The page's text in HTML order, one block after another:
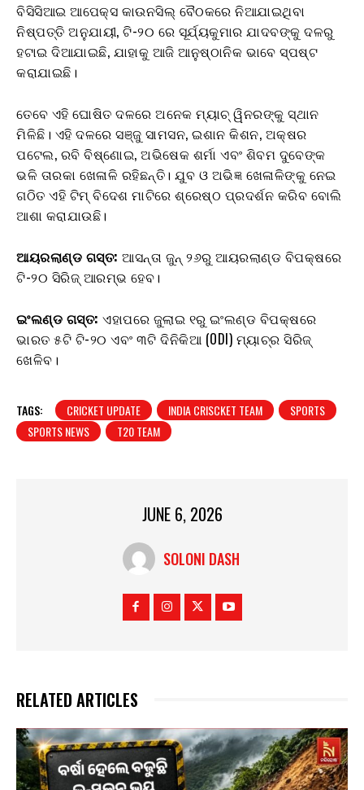
ବିସିସିଆଇ ଆପେକ୍ସ କାଉନସିଲ୍ ବୈଠକରେ ନିଆଯାଇଥିବା
ନିଷ୍ପତ୍ତି ଅନୁଯାୟୀ, ଟି-୨୦ ରେ ସୂର୍ଯ୍ୟକୁମାର ଯାଦବଙ୍କୁ ଦଳରୁ
ହଟାଇ ଦିଆଯାଇଛି, ଯାହାକୁ ଆଜି ଆନୁଷ୍ଠାନିକ ଭାବେ ସ୍ପଷ୍ଟ
କରାଯାଇଛି।
ତେବେ ଏହି ଘୋଷିତ ଦଳରେ ଅନେକ ମ୍ୟାଚ୍ ୱିନରଙ୍କୁ ସ୍ଥାନ
ମିଳିଛି। ଏହି ଦଳରେ ସଞ୍ଜୁ ସାମସନ, ଇଶାନ କିଶନ, ଅକ୍ଷର
ପଟେଲ, ରବି ବିଷ୍ଣୋଇ, ଅଭିଷେକ ଶର୍ମା ଏବଂ ଶିବମ ଦୁବେଙ୍କ
ଭଳି ତାରକା ଖେଳାଳି ରହିଛନ୍ତି। ଯୁବ ଓ ଅଭିଜ୍ଞ ଖେଳାଳିଙ୍କୁ ନେଇ
ଗଠିତ ଏହି ଟିମ୍ ବିଦେଶ ମାଟିରେ ଶ୍ରେଷ୍ଠ ପ୍ରଦର୍ଶନ କରିବ ବୋଲି
ଆଶା କରାଯାଉଛି।
ଆୟରଲାଣ୍ଡ ଗସ୍ତ: ଆସନ୍ତା ଜୁନ୍ ୨୬ରୁ ଆୟରଲାଣ୍ଡ ବିପକ୍ଷରେ
ଟି-୨୦ ସିରିଜ୍ ଆରମ୍ଭ ହେବ।
ଇଂଲଣ୍ଡ ଗସ୍ତ: ଏହାପରେ ଜୁଲାଇ ୧ରୁ ଇଂଲଣ୍ଡ ବିପକ୍ଷରେ
ଭାରତ ୫ଟି ଟି-୨୦ ଏବଂ ୩ଟି ଦିନିକିଆ (ODI) ମ୍ୟାଚ୍‌ର ସିରିଜ୍
ଖେଳିବ।
TAGS: CRICKET UPDATE INDIA CRISCKET TEAM
SPORTS
SPORTS NEWS
T20 TEAM
JUNE 6, 2026
SOLONI DASH
RELATED ARTICLES